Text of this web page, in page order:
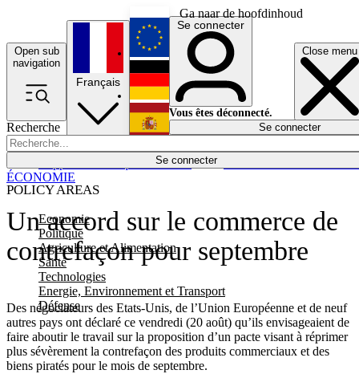
Ga naar de hoofdinhoud
Open sub
navigation
Close menu
Recherche
Se connecter
POLICY AREAS
Economie
Politique
Agriculture et Alimentation
Santé
Technologies
Energie, Environnement et Transport
Défense
Économie
Français
English
Deutsch
Español
Se connecter
Vous êtes déconnecté.
Se connecter
Un accord sur le commerce de
contrefaçon pour septembre
Des négociateurs des Etats-Unis, de l’Union Européenne et de neuf
autres pays ont déclaré ce vendredi (20 août) qu’ils envisageaient de
faire aboutir le travail sur la proposition d’un pacte visant à réprimer
plus sévèrement la contrefaçon des produits commerciaux et des
biens piratés pour le mois de septembre.
ÉCONOMIE